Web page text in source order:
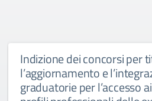
Indizione dei concorsi per
l’aggiornamento e
graduatorie per l’accesso